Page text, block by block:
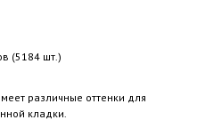
(5184 шт.)
различные оттенки для
кладки.